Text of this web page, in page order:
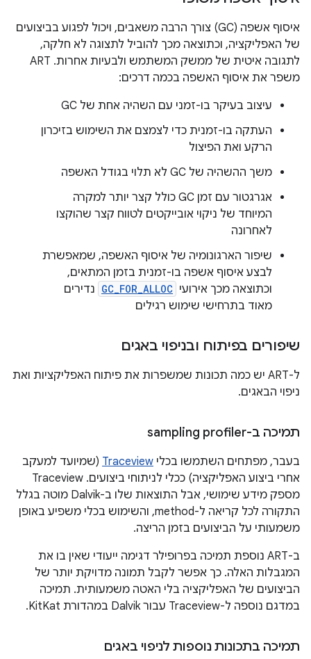
איסוף אשפה (GC) צורך הרבה משאבים, ויכול לפגוע בביצועים
של האפליקציה, וכתוצאה מכך להוביל לתצוגה לא חלקה,
לתגובה איטית של ממשק המשתמש ולבעיות אחרות. ‏ART
משפר את איסוף האשפה בכמה דרכים:
עיצוב בעיקר בו-זמני עם השהיה אחת של GC
העתקה בו-זמנית כדי לצמצם את השימוש בזיכרון
הרקע ואת הפיצול
משך ההשהיה של GC לא תלוי בגודל האשפה
אגרגטור עם זמן GC כולל קצר יותר למקרה
המיוחד של ניקוי אובייקטים לטווח קצר שהוקצו
לאחרונה
שיפור הארגונומיה של איסוף האשפה, שמאפשרת
לבצע איסוף אשפה בו-זמנית בזמן המתאים,
וכתוצאה מכך אירועי GC_FOR_ALLOC נדירים
מאוד בתרחישי שימוש רגילים
שיפורים בפיתוח ובניפוי באגים
ל-ART יש כמה תכונות שמשפרות את פיתוח האפליקציות ואת
ניפוי הבאגים.
תמיכה ב-sampling profiler
בעבר, מפתחים השתמשו בכלי Traceview (שמיועד למעקב
אחרי ביצוע האפליקציה) ככלי לניתוחי ביצועים. Traceview
מספק מידע שימושי, אבל התוצאות שלו ב-Dalvik מוטה בגלל
התקורה לכל קריאה ל-method, והשימוש בכלי משפיע באופן
משמעותי על הביצועים בזמן הריצה.
ב-ART נוספת תמיכה בפרופילר דגימה ייעודי שאין בו את
המגבלות האלה. כך אפשר לקבל תמונה מדויקת יותר של
הביצועים של האפליקציה בלי האטה משמעותית. תמיכה
במדגם נוספה ל-Traceview עבור Dalvik במהדורת KitKat.
תמיכה בתכונות נוספות לניפוי באגים